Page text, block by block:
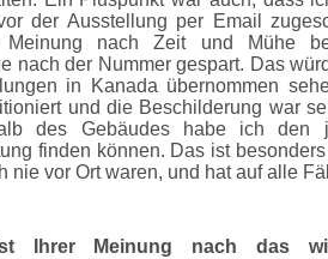
der Ausstellung per Email
Meinung nach Zeit und Mühe
nach der Nummer gespart. Das
in Kanada übernommen
und die Beschilderung war
des Gebäudes habe ich den
finden können. Das ist
nie vor Ort waren, und hat auf alle
Ihrer Meinung nach das